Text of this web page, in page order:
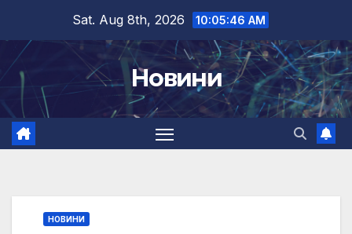
content
Sat. Aug 8th, 2026 10:05:47 AM
Новини
НОВИНИ